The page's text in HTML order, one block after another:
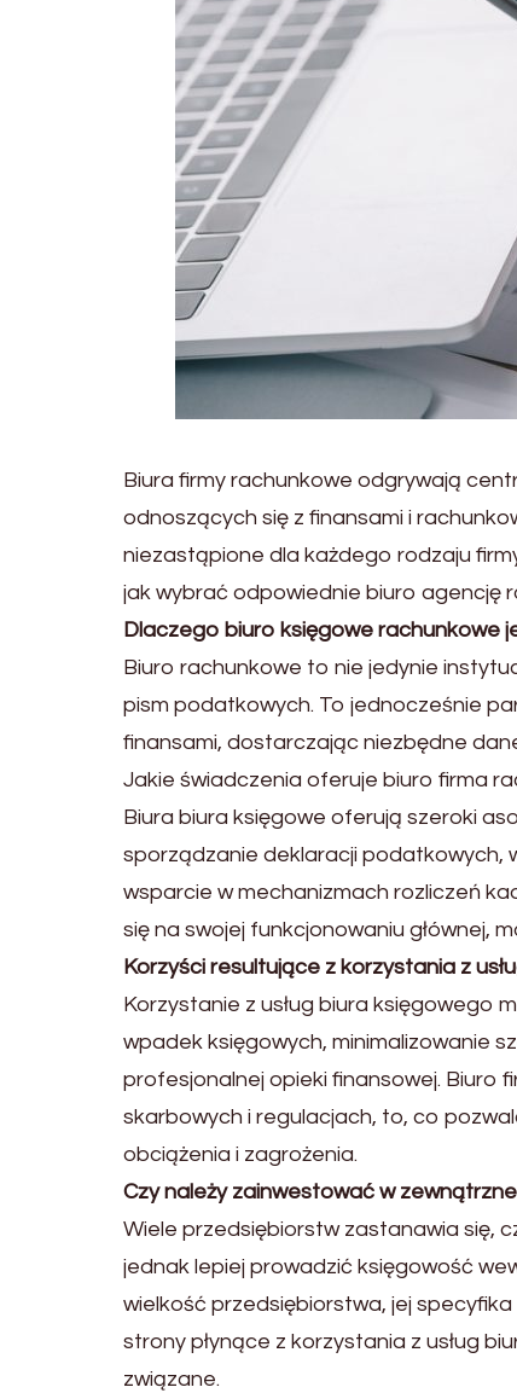
Biura firmy rachunkowe odgrywają
odnoszących się z finansami i
niezastąpione dla każdego rodzaju
jak wybrać odpowiednie biuro agencję
Dlaczego biuro księgowe rachunkowe
Biuro rachunkowe to nie jedynie
pism podatkowych. To jednocześnie
finansami, dostarczając niezbędne
Jakie świadczenia oferuje biuro firma
Biura biura księgowe oferują szeroki
sporządzanie deklaracji podatkowych,
wsparcie w mechanizmach rozliczeń
się na swojej funkcjonowaniu głównej,
Korzyści resultujące z korzystania z
Korzystanie z usług biura księgowego
wpadek księgowych, minimalizowanie
profesjonalnej opieki finansowej. Biuro
skarbowych i regulacjach, to, co
obciążenia i zagrożenia.
Czy należy zainwestować w
Wiele przedsiębiorstw zastanawia się,
jednak lepiej prowadzić księgowość
wielkość przedsiębiorstwa, jej
strony płynące z korzystania z usług
związane.